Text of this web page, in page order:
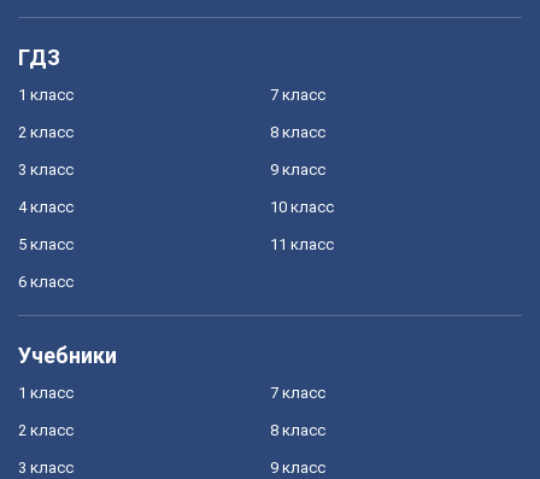
ГДЗ
1 класс
2 класс
3 класс
4 класс
5 класс
6 класс
7 класс
8 класс
9 класс
10 класс
11 класс
Учебники
1 класс
2 класс
3 класс
7 класс
8 класс
9 класс